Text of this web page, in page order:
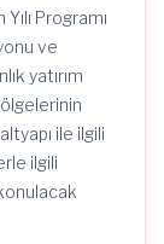
Programı
ve
yatırım
ile ilgili
ilgili